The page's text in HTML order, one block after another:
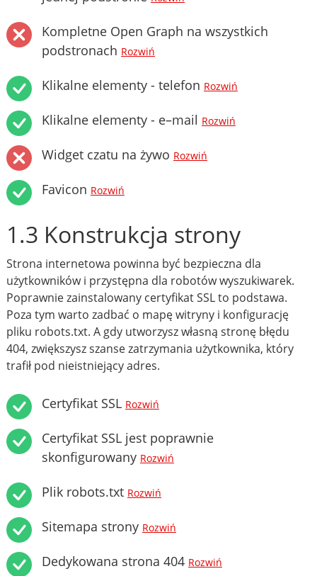
Kompletne Open Graph na wszystkich
podstronach Rozwiń
Klikalne elementy - telefon Rozwiń
Klikalne elementy - e–mail Rozwiń
Widget czatu na żywo Rozwiń
Favicon Rozwiń
1.3 Konstrukcja strony
Strona internetowa powinna być bezpieczna dla
użytkowników i przystępna dla robotów wyszukiwarek.
Poprawnie zainstalowany certyfikat SSL to podstawa.
Poza tym warto zadbać o mapę witryny i konfigurację
pliku robots.txt. A gdy utworzysz własną stronę błędu
404, zwiększysz szanse zatrzymania użytkownika, który
trafił pod nieistniejący adres.
Certyfikat SSL Rozwiń
Certyfikat SSL jest poprawnie
skonfigurowany Rozwiń
Plik robots.txt Rozwiń
Sitemapa strony Rozwiń
Dedykowana strona 404 Rozwiń